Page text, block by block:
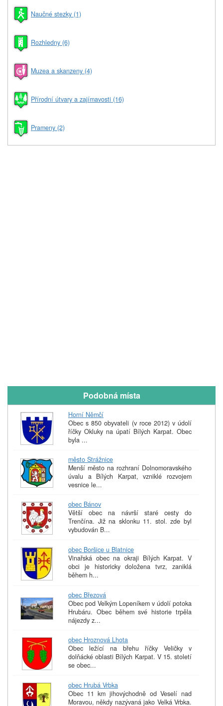
Naučné stezky (1)
Rozhledny (6)
Muzea a skanzeny (4)
Přírodní útvary a zajímavosti (16)
Prameny (2)
Podobná místa
Horní Němčí
Obec s 850 obyvateli (v roce 2012) v údolí
říčky Okluky na úpatí Bílých Karpat. Obec
byla ...
město Strážnice
Menší město na rozhraní Dolnomoravského
úvalu a Bílých Karpat, vzniklé rozvojem
vesnice le...
obec Bánov
Větší obec na návrší staré cesty do
Trenčína. Již na sklonku 11. stol. zde byl
vybudován B...
obec Boršice u Blatnice
Vinařská obec na okraji Bílých Karpat. V
obci je historicky doložena tvrz, zaniklá
během h...
obec Březová
Obec pod Velkým Lopeníkem v údolí potoka
Hrubáru. Obec během své historie trpěla
nájezdy z...
obec Hroznová Lhota
Obec ležící na břehu říčky Veličky v
dolňácké oblasti Bílých Karpat. V 15. století
se obec...
obec Hrubá Vrbka
Obec 11 km jihovýchodně od Veselí nad
Moravou, někdy nazývaná jako Velká Vrbka.